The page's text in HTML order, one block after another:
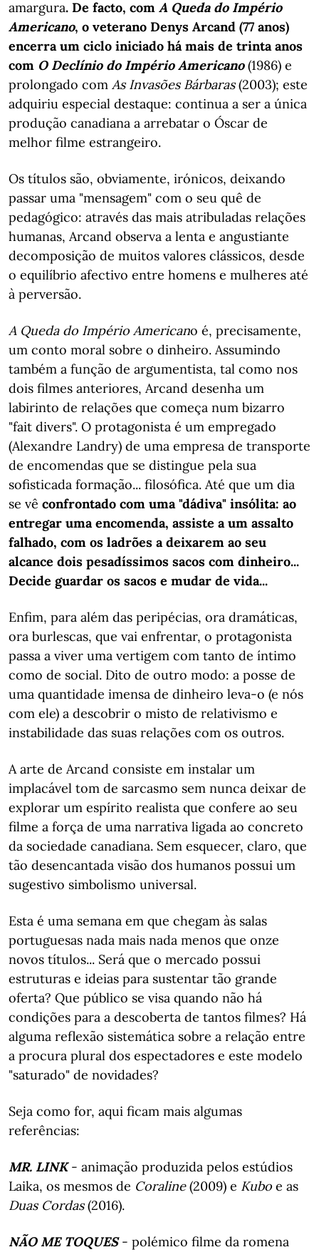
amargura. De facto, com A Queda do Império
Americano, o veterano Denys Arcand (77 anos)
encerra um ciclo iniciado há mais de trinta anos
com O Declínio do Império Americano(1986) e
prolongado com As Invasões Bárbaras(2003); este
adquiriu especial destaque: continua a ser a única
produção canadiana a arrebatar o Óscar de
melhor filme estrangeiro.
Os títulos são, obviamente, irónicos, deixando
passar uma "mensagem" com o seu quê de
pedagógico: através das mais atribuladas relações
humanas, Arcand observa a lenta e angustiante
decomposição de muitos valores clássicos, desde
o equilíbrio afectivo entre homens e mulheres até
à perversão.
A Queda do Império Americano é, precisamente,
um conto moral sobre o dinheiro. Assumindo
também a função de argumentista, tal como nos
dois filmes anteriores, Arcand desenha um
labirinto de relações que começa num bizarro
"fait divers". O protagonista é um empregado
(Alexandre Landry) de uma empresa de transporte
de encomendas que se distingue pela sua
sofisticada formação... filosófica. Até que um dia
se vê confrontado com uma "dádiva" insólita: ao
entregar uma encomenda, assiste a um assalto
falhado, com os ladrões a deixarem ao seu
alcance dois pesadíssimos sacos com dinheiro...
Decide guardar os sacos e mudar de vida...
Enfim, para além das peripécias, ora dramáticas,
ora burlescas, que vai enfrentar, o protagonista
passa a viver uma vertigem com tanto de íntimo
como de social. Dito de outro modo: a posse de
uma quantidade imensa de dinheiro leva-o (e nós
com ele) a descobrir o misto de relativismo e
instabilidade das suas relações com os outros.
A arte de Arcand consiste em instalar um
implacável tom de sarcasmo sem nunca deixar de
explorar um espírito realista que confere ao seu
filme a força de uma narrativa ligada ao concreto
da sociedade canadiana. Sem esquecer, claro, que
tão desencantada visão dos humanos possui um
sugestivo simbolismo universal.
Esta é uma semana em que chegam às salas
portuguesas nada mais nada menos que onze
novos títulos... Será que o mercado possui
estruturas e ideias para sustentar tão grande
oferta? Que público se visa quando não há
condições para a descoberta de tantos filmes? Há
alguma reflexão sistemática sobre a relação entre
a procura plural dos espectadores e este modelo
"saturado" de novidades?
Seja como for, aqui ficam mais algumas
referências:
MR. LINK - animação produzida pelos estúdios
Laika, os mesmos de Coraline(2009) e Kubo e as
Duas Cordas(2016).
NÃO ME TOQUES - polémico filme da romena